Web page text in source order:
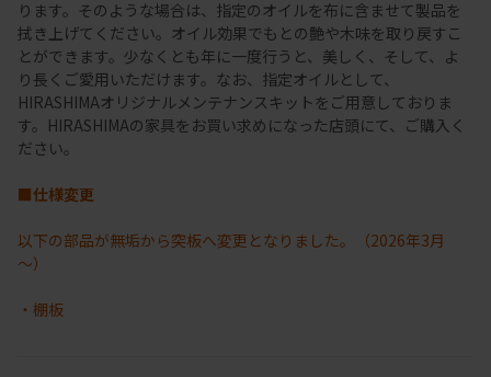
ります。そのような場合は、指定のオイルを布に含ませて製品を
拭き上げてください。オイル効果でもとの艶や木味を取り戻すこ
とができます。少なくとも年に一度行うと、美しく、そして、よ
り長くご愛用いただけます。なお、指定オイルとして、
HIRASHIMAオリジナルメンテナンスキットをご用意しておりま
す。HIRASHIMAの家具をお買い求めになった店頭にて、ご購入く
ださい。
■仕様変更
以下の部品が無垢から突板へ変更となりました。（2026年3月
～）
・棚板